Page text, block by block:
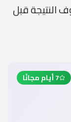
7 أيام - شوف النتيجة قبل
7 أيام مجانًا